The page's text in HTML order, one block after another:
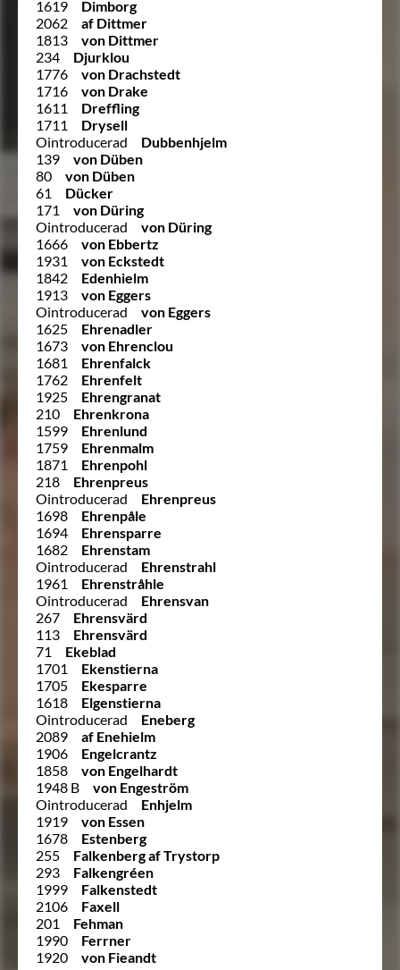
1619
Dimborg
2062
af Dittmer
1813
von Dittmer
234
Djurklou
1776
von Drachstedt
1716
von Drake
1611
Dreffling
1711
Drysell
Ointroducerad
Dubbenhjelm
139
von Düben
80
von Düben
61
Dücker
171
von Düring
Ointroducerad
von Düring
1666
von Ebbertz
1931
von Eckstedt
1842
Edenhielm
1913
von Eggers
Ointroducerad
von Eggers
1625
Ehrenadler
1673
von Ehrenclou
1681
Ehrenfalck
1762
Ehrenfelt
1925
Ehrengranat
210
Ehrenkrona
1599
Ehrenlund
1759
Ehrenmalm
1871
Ehrenpohl
218
Ehrenpreus
Ointroducerad
Ehrenpreus
1698
Ehrenpåle
1694
Ehrensparre
1682
Ehrenstam
Ointroducerad
Ehrenstrahl
1961
Ehrenstråhle
Ointroducerad
Ehrensvan
267
Ehrensvärd
113
Ehrensvärd
71
Ekeblad
1701
Ekenstierna
1705
Ekesparre
1618
Elgenstierna
Ointroducerad
Eneberg
2089
af Enehielm
1906
Engelcrantz
1858
von Engelhardt
1948 B
von Engeström
Ointroducerad
Enhjelm
1919
von Essen
1678
Estenberg
255
Falkenberg af Trystorp
293
Falkengréen
1999
Falkenstedt
2106
Faxell
201
Fehman
1990
Ferrner
1920
von Fieandt